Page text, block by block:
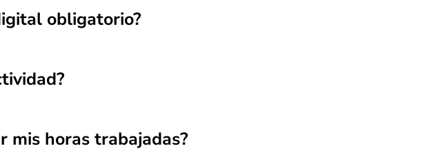
obligatorio?
mis horas trabajadas?